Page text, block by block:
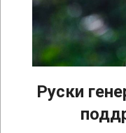
Руски